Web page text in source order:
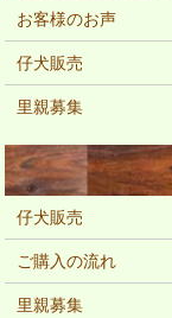
お客様のお声
仔犬販売
里親募集
仔犬販売
ご購入の流れ
里親募集